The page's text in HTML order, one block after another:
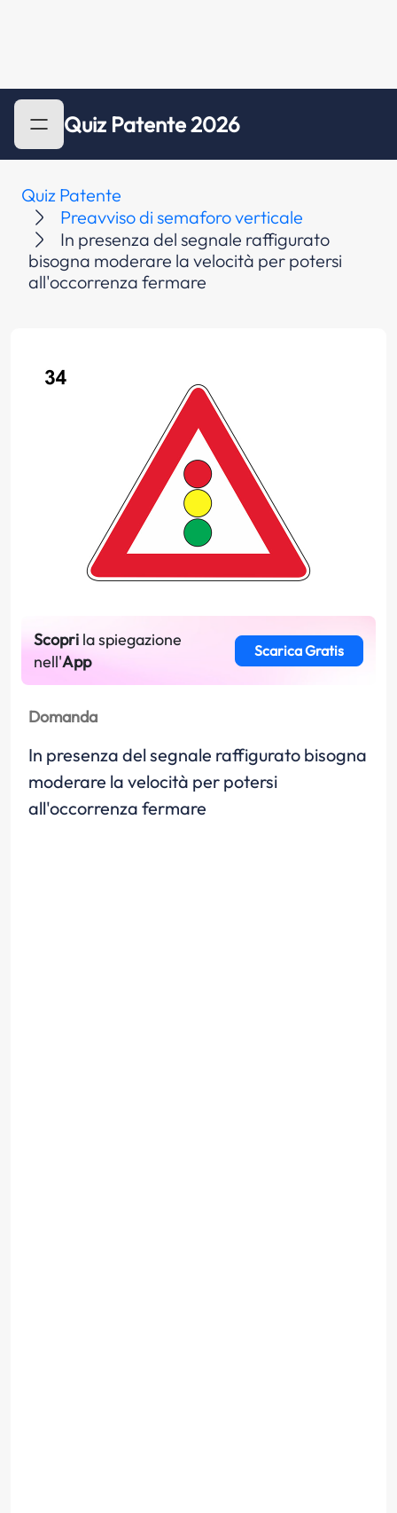
Quiz Patente 2026
Quiz Patente
Preavviso di semaforo verticale
In presenza del segnale raffigurato
bisogna moderare la velocità per potersi
all'occorrenza fermare
Scopri la spiegazione
nell'App
Scarica Gratis
Domanda
In presenza del segnale raffigurato bisogna
moderare la velocità per potersi
all'occorrenza fermare